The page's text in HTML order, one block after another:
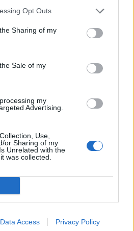
Opt Outs
Sharing of my
Sale of my
my
Advertising.
Use,
or Sharing of my
Unrelated with the
was collected.
Data Access Privacy Policy
το
στην εποχή του AI